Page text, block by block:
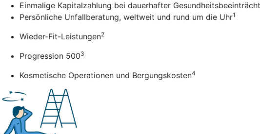
Einmalige Kapitalzahlung bei dauerhafter
Persönliche Unfallberatung, weltweit und rund um die Uhr1
Wieder-Fit-Leistungen2
Progression 5003
Kosmetische Operationen und Bergungskosten4